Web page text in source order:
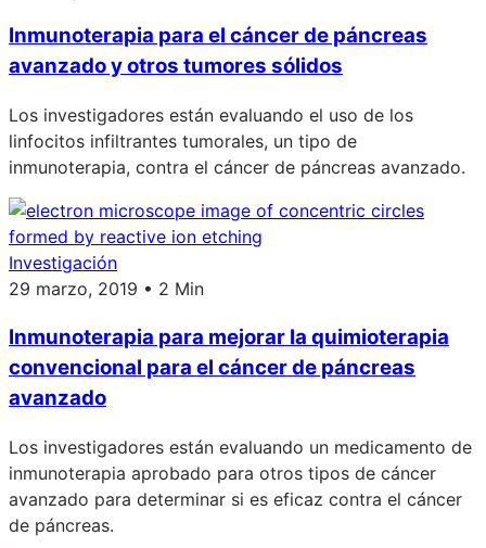
Inmunoterapia para el cáncer de páncreas
avanzado y otros tumores sólidos
Los investigadores están evaluando el uso de los
linfocitos infiltrantes tumorales, un tipo de
inmunoterapia, contra el cáncer de páncreas avanzado.
Investigación
29 marzo, 2019 • 2 Min
Inmunoterapia para mejorar la quimioterapia
convencional para el cáncer de páncreas
avanzado
Los investigadores están evaluando un medicamento de
inmunoterapia aprobado para otros tipos de cáncer
avanzado para determinar si es eficaz contra el cáncer
de páncreas.